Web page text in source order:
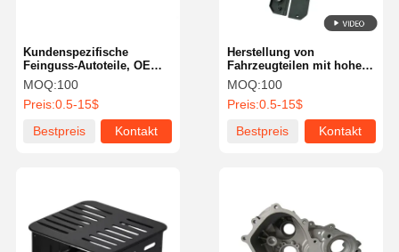
Kundenspezifische
Feinguss-Autoteile, OEM-
Ersatzteile, Autoteile,
CNC-Bearbeitung,
Motorkomponenten
MOQ:100
Preis:0.5-15$
Bestpreis
Kontakt
Herstellung von
Fahrzeugteilen mit hoher
Festigkeit IATF 16949
Zertifizierte Hochdruck
MOQ:100
Preis:0.5-15$
Bestpreis
Kontakt